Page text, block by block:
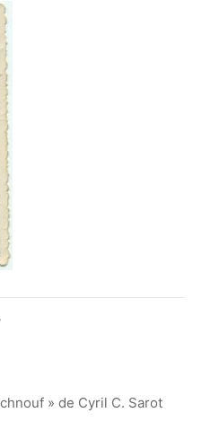
» de Cyril C. Sarot